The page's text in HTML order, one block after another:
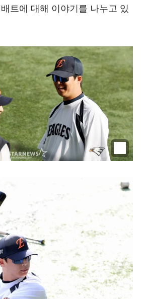
트에 대해 이야기를 나누고 있